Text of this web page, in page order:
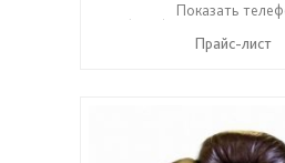
+7 (3812) 90-27-89 ☎
Показать
Прайс-лист